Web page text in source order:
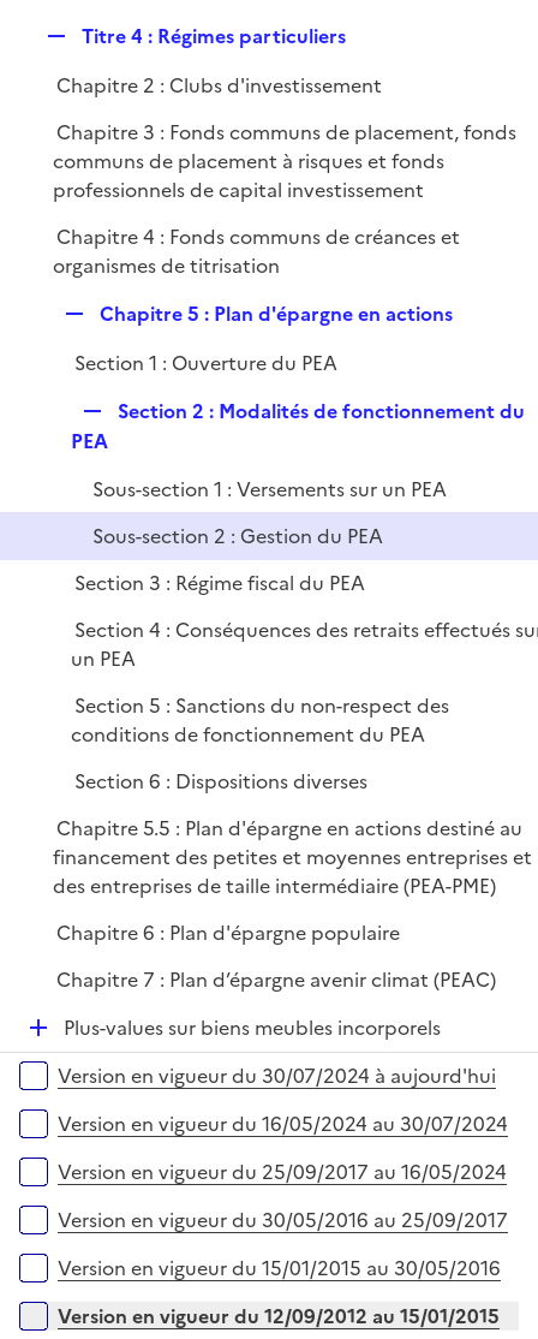
r
l
i
e
r
p
l
Titre 4 : Régimes particuliers
Chapitre 2 : Clubs d'investissement
Chapitre 3 : Fonds communs de placement, fonds
communs de placement à risques et fonds
professionnels de capital investissement
Chapitre 4 : Fonds communs de créances et
organismes de titrisation
p
i
e
r
Chapitre 5 : Plan d'épargne en actions
Section 1 : Ouverture du PEA
e
l
e
r
Section 2 : Modalités de fonctionnement du
PEA
Sous-section 1 : Versements sur un PEA
Sous-section 2 : Gestion du PEA
Section 3 : Régime fiscal du PEA
Section 4 : Conséquences des retraits effectués
un PEA
Section 5 : Sanctions du non-respect des
conditions de fonctionnement du PEA
Section 6 : Dispositions diverses
Chapitre 5.5 : Plan d'épargne en actions destiné au
financement des petites et moyennes entreprises et
des entreprises de taille intermédiaire (PEA-PME)
Chapitre 6 : Plan d'épargne populaire
Chapitre 7 : Plan d’épargne avenir climat (PEAC)
D
é
p
e
Plus-values sur biens meubles incorporels
Versions sur la période
Version en vigueur du 30/07/2024 à aujourd'hui
Version en vigueur du 16/05/2024 au 30/07/2024
Version en vigueur du 25/09/2017 au 16/05/2024
Version en vigueur du 30/05/2016 au 25/09/2017
Version en vigueur du 15/01/2015 au 30/05/2016
Version en vigueur du 12/09/2012 au 15/01/2015